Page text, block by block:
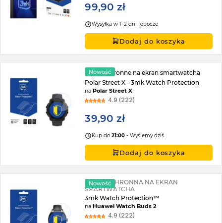
99,90 zł
Wysyłka w 1–2 dni robocze
Dodaj do koszyka
Nowość
Szkło ochronne na ekran smartwatcha
Polar Street X - 3mk Watch Protection
naPolar Street X
4.9 (222)
39,90 zł
Kup do21:00 - Wyślemy dziś
Dodaj do koszyka
Nowość
FOLIA OCHRONNA NA EKRAN
SMARTWATCHA
3mk Watch Protection™
naHuawei Watch Buds 2
4.9 (222)